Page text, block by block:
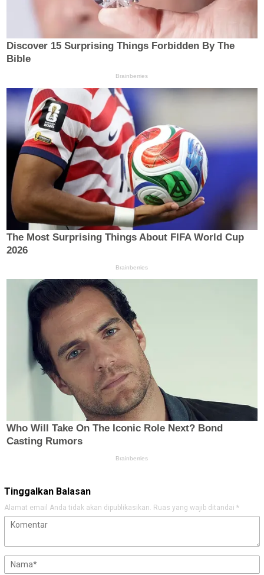
Tinggalkan Balasan
Alamat email Anda tidak akan dipublikasikan. Ruas yang wajib ditandai *